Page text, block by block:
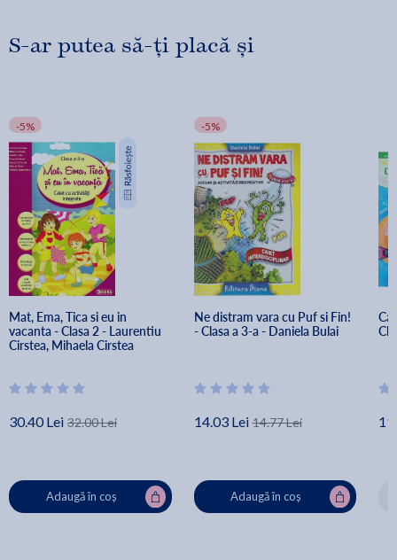
S-ar putea să-ți placă și
-5%
Mat, Ema, Tica si eu in
vacanta - Clasa 2 - Laurentiu
Cirstea, Mihaela Cirstea
30.40 Lei 32.00 Lei
Adaugă în coș
-5%
Ne distram vara cu Puf si Fin!
- Clasa a 3-a - Daniela Bulai
14.03 Lei 14.77 Lei
Adaugă în coș